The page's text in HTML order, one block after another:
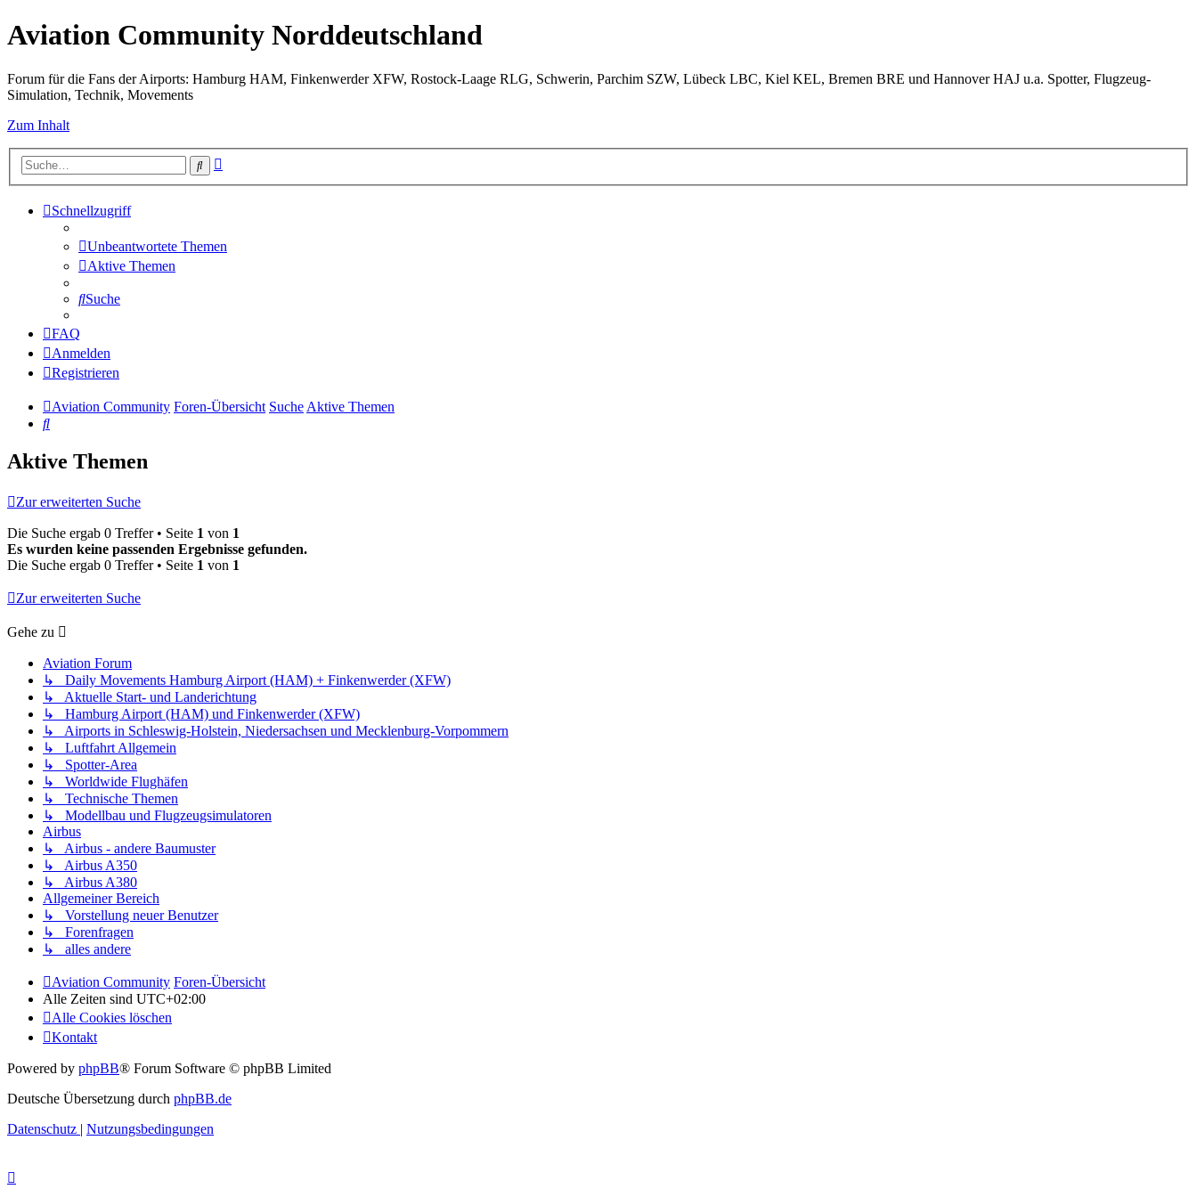
Aviation Community Norddeutschland
Forum für die Fans der Airports: Hamburg HAM, Finkenwerder XFW, Rostock-Laage RLG, Schwerin, Parchim SZW, Lübeck LBC, Kiel KEL, Bremen BRE und Hannover HAJ u.a. Spotter, Flugzeug-
Simulation, Technik, Movements
Zum Inhalt
Suche
Schnellzugriff
Unbeantwortete Themen
Aktive Themen
Suche
FAQ
Anmelden
Registrieren
Aviation Community Foren-Übersicht SucheAktive Themen
Suche
Aktive Themen
Zur erweiterten Suche
Die Suche ergab 0 Treffer • Seite 1 von 1
Es wurden keine passenden Ergebnisse gefunden.
Die Suche ergab 0 Treffer • Seite 1 von 1
Zur erweiterten Suche
Gehe zu
Aviation Forum
↳ Daily Movements Hamburg Airport (HAM) + Finkenwerder (XFW)
↳ Aktuelle Start- und Landerichtung
↳ Hamburg Airport (HAM) und Finkenwerder (XFW)
↳ Airports in Schleswig-Holstein, Niedersachsen und Mecklenburg-Vorpommern
↳ Luftfahrt Allgemein
↳ Spotter-Area
↳ Worldwide Flughäfen
↳ Technische Themen
↳ Modellbau und Flugzeugsimulatoren
Airbus
↳ Airbus - andere Baumuster
↳ Airbus A350
↳ Airbus A380
Allgemeiner Bereich
↳ Vorstellung neuer Benutzer
↳ Forenfragen
↳ alles andere
Aviation Community Foren-Übersicht
Alle Zeiten sind UTC+02:00
Alle Cookies löschen
Kontakt
Powered by phpBB® Forum Software © phpBB Limited
Deutsche Übersetzung durch phpBB.de
Datenschutz | Nutzungsbedingungen